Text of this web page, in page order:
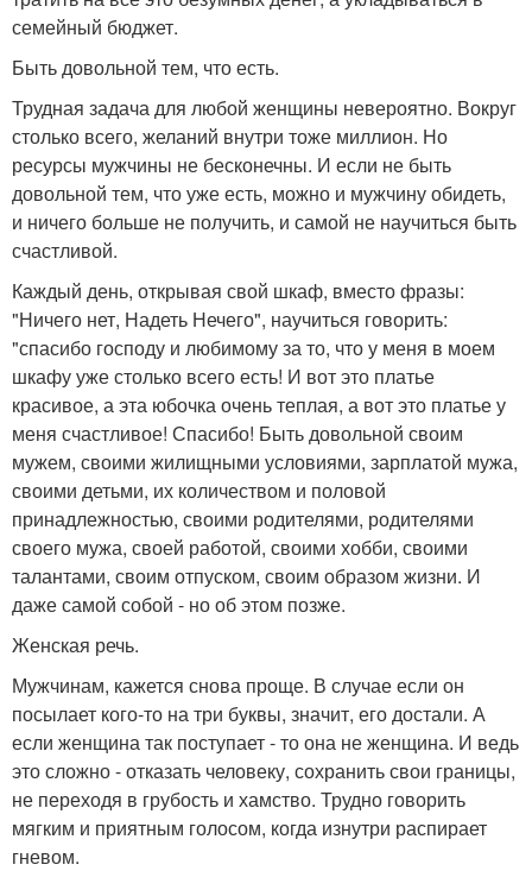
семейный бюджет.
Быть довольной тем, что есть.
Трудная задача для любой женщины невероятно. Вокруг
столько всего, желаний внутри тоже миллион. Но
ресурсы мужчины не бесконечны. И если не быть
довольной тем, что уже есть, можно и мужчину обидеть,
и ничего больше не получить, и самой не научиться быть
счастливой.
Каждый день, открывая свой шкаф, вместо фразы:
"Ничего нет, Надеть Нечего", научиться говорить:
"спасибо господу и любимому за то, что у меня в моем
шкафу уже столько всего есть! И вот это платье
красивое, а эта юбочка очень теплая, а вот это платье у
меня счастливое! Спасибо! Быть довольной своим
мужем, своими жилищными условиями, зарплатой мужа,
своими детьми, их количеством и половой
принадлежностью, своими родителями, родителями
своего мужа, своей работой, своими хобби, своими
талантами, своим отпуском, своим образом жизни. И
даже самой собой - но об этом позже.
Женская речь.
Мужчинам, кажется снова проще. В случае если он
посылает кого-то на три буквы, значит, его достали. А
если женщина так поступает - то она не женщина. И ведь
это сложно - отказать человеку, сохранить свои границы,
не переходя в грубость и хамство. Трудно говорить
мягким и приятным голосом, когда изнутри распирает
гневом.